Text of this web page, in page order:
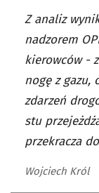
Z analiz
nadzorem
kierowców -
nogę z gazu,
zdarzeń
stu
przekracza
Wojciech Król